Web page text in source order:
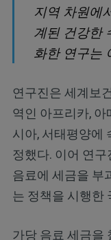
지역 차원에
계된 건강한
화한 연구는
연구진은 세계보
역인 아프리카, 아
시아, 서태평양에
정했다. 이어 연
음료에 세금을 부
는 정책을 시행한
가당 음료 세금을